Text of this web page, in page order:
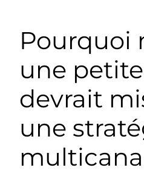
Pourquoi
une
devrait
une